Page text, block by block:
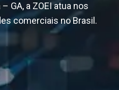
GA, a ZOEI atua nos
comerciais no Brasil.